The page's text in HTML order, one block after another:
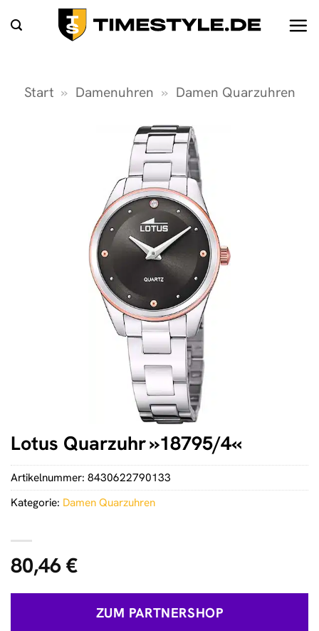
Inhalt
Start » Damenuhren » Damen Quarzuhren
Lotus Quarzuhr »18795/4«
80,46€
ZUM PARTNERSHOP
Artikelnummer: 8430622790133
Kategorie: Damen Quarzuhren